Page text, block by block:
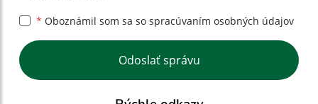
* Oboznámil som sa so spracúvaním osobných údajov
Google reCaptcha Response
Odoslať správu